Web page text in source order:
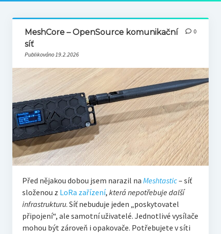
MeshCore – OpenSource komunikační
síť
Publikováno 19.2.2026
0
Před nějakou dobou jsem narazil na Meshtastic– síť
složenou z LoRa zařízení, která nepotřebuje další
infrastrukturu. Síť nebuduje jeden „poskytovatel
připojení“, ale samotní uživatelé. Jednotlivé vysílače
mohou být zároveň i opakovače. Potřebujete v síti